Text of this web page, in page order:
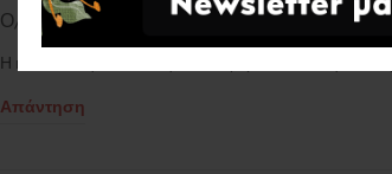
Παν. Σ
Η κατασκευή του είναι η συνεισφορά των ασκητών
Απάντηση